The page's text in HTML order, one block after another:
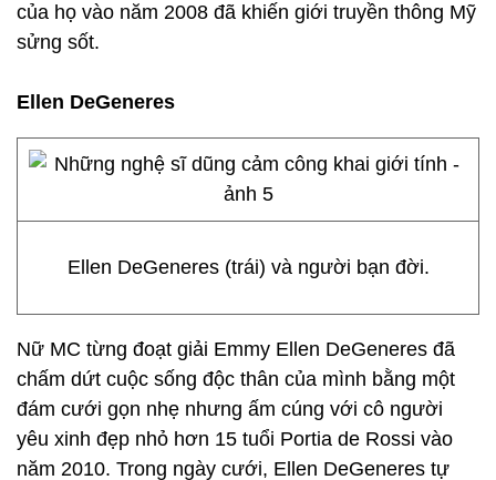
của họ vào năm 2008 đã khiến giới truyền thông Mỹ
sửng sốt.
Ellen DeGeneres
Ellen DeGeneres (trái) và người bạn đời.
Nữ MC từng đoạt giải Emmy Ellen DeGeneres đã
chấm dứt cuộc sống độc thân của mình bằng một
đám cưới gọn nhẹ nhưng ấm cúng với cô người
yêu xinh đẹp nhỏ hơn 15 tuổi Portia de Rossi vào
năm 2010. Trong ngày cưới, Ellen DeGeneres tự